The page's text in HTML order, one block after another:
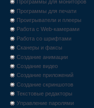
Программы для мониторов
Программы для печати
Проигрыватели и плееры
Работа с Web-камерами
Работа со шрифтами
Сканеры и факсы
Создание анимации
Создание видео
Создание приложений
Создание скриншотов
Текстовые редакторы
Управление паролями